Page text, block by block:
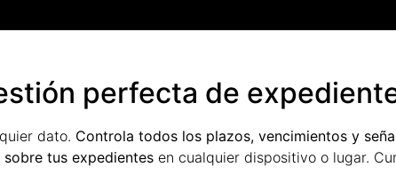
perfecta de
dato. Controla todos los plazos, vencimientos y
sobre tus expedientesen cualquier dispositivo o lugar.